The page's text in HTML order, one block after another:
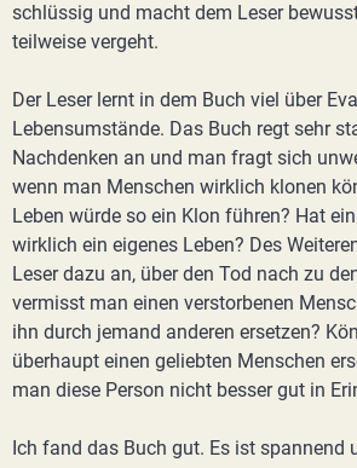
schlüssig und macht dem Leser
teilweise vergeht.
Der Leser lernt in dem Buch viel über
Lebensumstände. Das Buch regt sehr
Nachdenken an und man fragt sich
wenn man Menschen wirklich klonen
Leben würde so ein Klon führen? Hat
wirklich ein eigenes Leben? Des
Leser dazu an, über den Tod nach zu
vermisst man einen verstorbenen
ihn durch jemand anderen ersetzen?
überhaupt einen geliebten Menschen
man diese Person nicht besser gut in
Ich fand das Buch gut. Es ist spannend